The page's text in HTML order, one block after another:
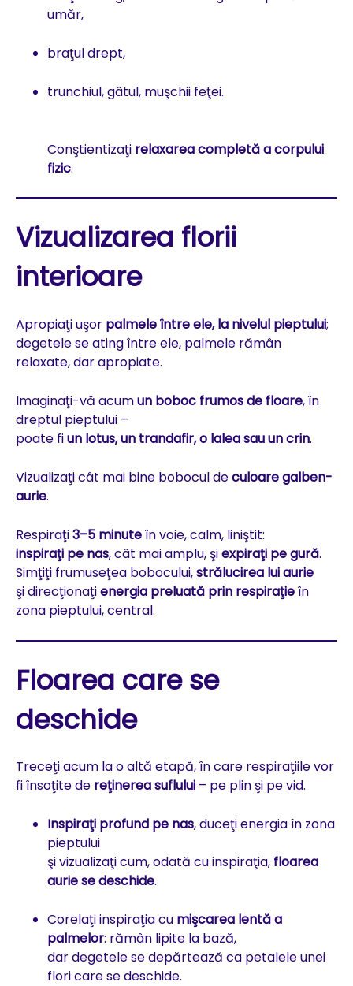
umăr,
braţul drept,
trunchiul, gâtul, muşchii feţei.
Conştientizaţi relaxarea completă a corpului
fizic.
Vizualizarea florii
interioare
Apropiaţi uşor palmele între ele, la nivelul pieptului;
degetele se ating între ele, palmele rămân
relaxate, dar apropiate.
Imaginaţi-vă acumun boboc frumos de floare, în
dreptul pieptului –
poate fiun lotus, un trandafir, o lalea sau un crin.
Vizualizaţi cât mai bine bobocul deculoare galben-
aurie.
Respiraţi3–5 minuteîn voie, calm, liniştit:
inspiraţi pe nas, cât mai amplu, şiexpiraţi pe gură.
Simţiţi frumuseţea bobocului,strălucirea lui aurie
şi direcţionaţienergia preluată prin respiraţieîn
zona pieptului, central.
Floarea care se
deschide
Treceţi acum la o altă etapă, în care respiraţiile vor
fi însoţite de reţinerea suflului – pe plin şi pe vid.
Inspiraţi profund pe nas, duceţi energia în zona
pieptului
şi vizualizaţi cum, odată cu inspiraţia, floarea
aurie se deschide.
Corelaţi inspiraţia cu mişcarea lentă a
palmelor: rămân lipite la bază,
dar degetele se depărtează ca petalele unei
flori care se deschide.